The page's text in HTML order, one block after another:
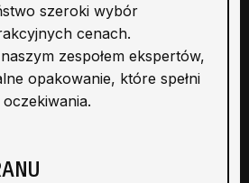
szeroki wybór
cenach.
zespołem ekspertów,
opakowanie, które spełni